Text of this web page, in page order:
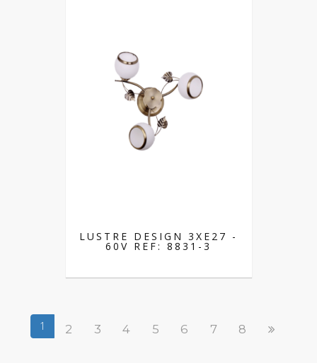
LUSTRE DESIGN 3XE27 -
60V REF: 8831-3
1 2 3 4 5 6 7 8